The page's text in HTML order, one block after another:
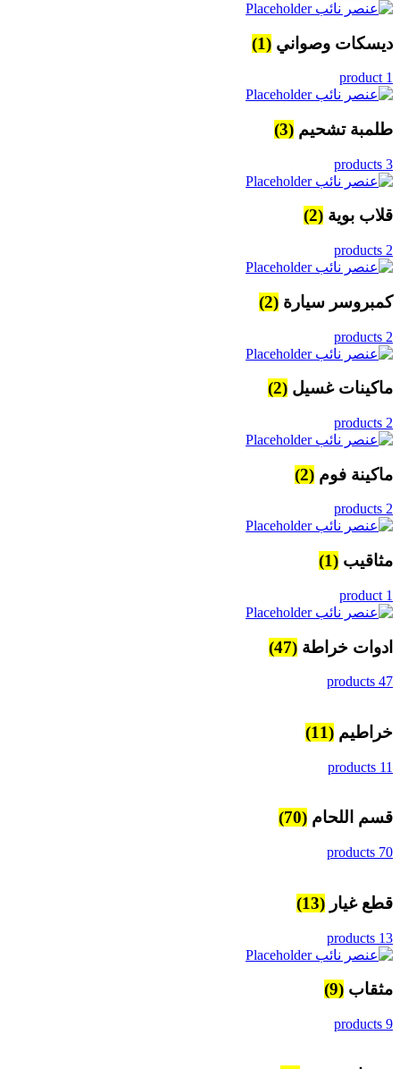
ديسكات وصواني (1)
1 product
طلمبة تشحيم (3)
3 products
قلاب بوية (2)
2 products
كمبروسر سيارة (2)
2 products
ماكينات غسيل (2)
2 products
ماكينة فوم (2)
2 products
مثاقيب (1)
1 product
ادوات خراطة (47)
47 products
خراطيم (11)
11 products
قسم اللحام (70)
70 products
قطع غيار (13)
13 products
مثقاب (9)
9 products